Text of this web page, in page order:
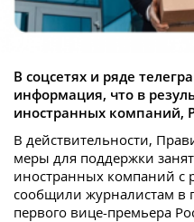
В соцсетях и ряде
информация, что в
иностранных компаний,
В действительности,
меры для поддержки
иностранных компаний с
сообщили журналистам в
первого вице-премьера